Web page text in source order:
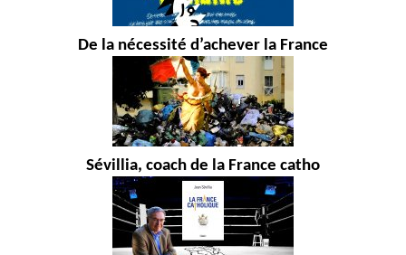
De la nécessité d’achever la France
Sévillia, coach de la France catho